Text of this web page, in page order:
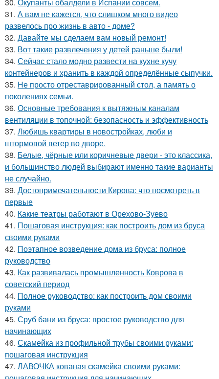
30. Окупанты обалдели в Испании совсем.
31. А вам не кажется, что слишком много видео
развелось про жизнь в авто - доме?
32. Давайте мы сделаем вам новый ремонт!
33. Вот такие развлечения у детей раньше были!
34. Сейчас стало модно развести на кухне кучу
контейнеров и хранить в каждой определённые сыпучки.
35. Не просто отреставрированный стол, а память о
поколениях семьи.
36. Основные требования к вытяжным каналам
вентиляции в топочной: безопасность и эффективность
37. Любишь квартиры в новостройках, люби и
штормовой ветер во дворе.
38. Белые, чёрные или коричневые двери - это классика,
и большинство людей выбирают именно такие варианты
не случайно.
39. Достопримечательности Кирова: что посмотреть в
первые
40. Какие театры работают в Орехово-Зуево
41. Пошаговая инструкция: как построить дом из бруса
своими руками
42. Поэтапное возведение дома из бруса: полное
руководство
43. Как развивалась промышленность Коврова в
советский период
44. Полное руководство: как построить дом своими
руками
45. Сруб бани из бруса: простое руководство для
начинающих
46. Скамейка из профильной трубы своими руками:
пошаговая инструкция
47. ЛАВОЧКА кованая скамейка своими руками: